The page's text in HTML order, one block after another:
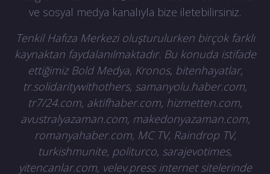
etmek.! Anne ve babasına karşı son görevini
göstermişti.
ve sosyal medya kanalıyla bize iletebilirsiniz.
Tenkil Hafıza Merkezi oluşturulurken birçok farklı
kaynaktan faydalanılmaktadır. Bu konuda istifade
ettiğimiz Bold Medya, Kronos, bitenhayatlar,
tr.solidaritywithothers, samanyolu.haber.com,
tr7/24.com, aktifhaber.com, hizmetten.com,
avustralyazaman.com, makedonyazaman.com,
romanyahaber.com, MC TV, Raindrop TV,
turkishmunite, politurco, sarajevotimes,
yitencanlar.com, velev.press internet sitelerinde